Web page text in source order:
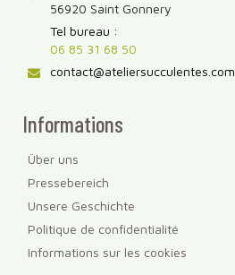
Informations
Über uns
Pressebereich
Unsere Geschichte
Politique de confidentialité
Informations sur les cookies
56920 Saint Gonnery
Tel bureau :
06 85 31 68 50
contact@ateliersucculentes.com